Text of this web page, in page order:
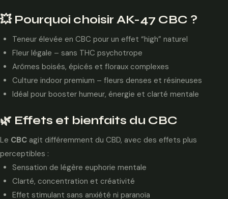
💥 Pourquoi choisir AK-47 CBC ?
Teneur élevée en CBC pour un effet “high” naturel
Fleur légale – sans THC psychotrope
Arômes boisés, épicés et floraux complexes
Culture indoor premium – fleurs denses et résineuses
Idéal pour booster humeur, énergie et clarté mentale
🌿 Effets et bienfaits du CBC
Le CBC agit différemment du CBD, avec des effets plus
perceptibles :
Sensation de légère euphorie mentale
Clarté, concentration et créativité
Effet stimulant sans anxiété ni paranoïa